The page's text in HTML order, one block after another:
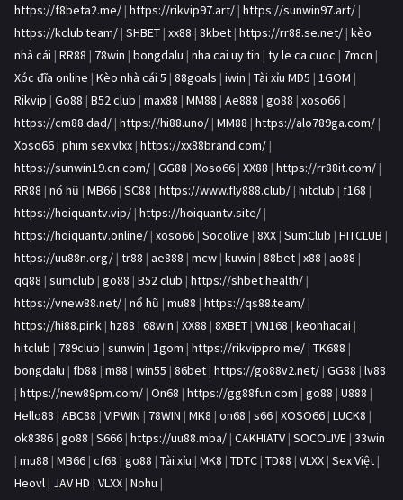
https://f8beta2.me/ | https://rikvip97.art/ | https://sunwin97.art/ |
https://kclub.team/ | SHBET | xx88 | 8kbet | https://rr88.se.net/ | kèo
nhà cái | RR88 | 78win | bongdalu | nha cai uy tin | ty le ca cuoc | 7mcn |
Xóc đĩa online | Kèo nhà cái 5 | 88goals | iwin | Tài xỉu MD5 | 1GOM |
Rikvip | Go88 | B52 club | max88 | MM88 | Ae888 | go88 | xoso66 |
https://cm88.dad/ | https://hi88.uno/ | MM88 | https://alo789ga.com/ |
Xoso66 | phim sex vlxx | https://xx88brand.com/ |
https://sunwin19.cn.com/ | GG88 | Xoso66 | XX88 | https://rr88it.com/ |
RR88 | nổ hũ | MB66 | SC88 | https://www.fly888.club/ | hitclub | f168 |
https://hoiquantv.vip/ | https://hoiquantv.site/ |
https://hoiquantv.online/ | xoso66 | Socolive | 8XX | SumClub | HITCLUB |
https://uu88n.org/ | tr88 | ae888 | mcw | kuwin | 88bet | x88 | ao88 |
qq88 | sumclub | go88 | B52 club | https://shbet.health/ |
https://vnew88.net/ | nổ hũ | mu88 | https://qs88.team/ |
https://hi88.pink | hz88 | 68win | XX88 | 8XBET | VN168 | keonhacai |
hitclub | 789club | sunwin | 1gom | https://rikvippro.me/ | TK688 |
bongdalu | fb88 | m88 | win55 | 86bet | https://go88v2.net/ | GG88 | lv88
| https://new88pm.com/ | On68 | https://gg88fun.com | go88 | U888 |
Hello88 | ABC88 | VIPWIN | 78WIN | MK8 | on68 | s66 | XOSO66 | LUCK8 |
ok8386 | go88 | S666 | https://uu88.mba/ | CAKHIATV | SOCOLIVE | 33win
| mu88 | MB66 | cf68 | go88 | Tài xỉu | MK8 | TDTC | TD88 | VLXX | Sex Việt |
Heovl | JAV HD | VLXX | Nohu |